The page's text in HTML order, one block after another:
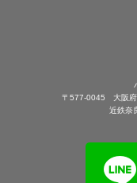
〒577-0045 大阪府
近鉄奈